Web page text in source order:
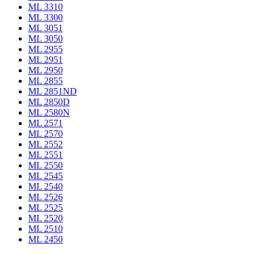
ML 3310
ML 3300
ML 3051
ML 3050
ML 2955
ML 2951
ML 2950
ML 2855
ML 2851ND
ML 2850D
ML 2580N
ML 2571
ML 2570
ML 2552
ML 2551
ML 2550
ML 2545
ML 2540
ML 2526
ML 2525
ML 2520
ML 2510
ML 2450